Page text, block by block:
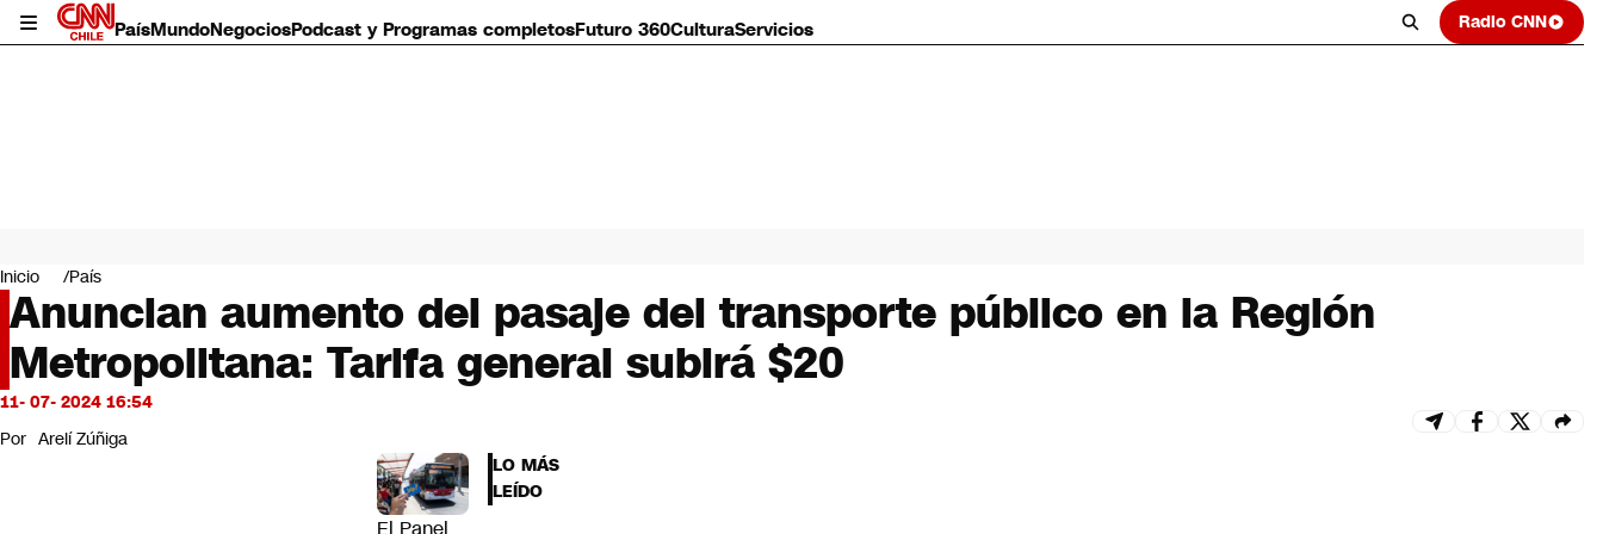
PaísMundoNegociosPodcast y Programas completosFuturo 360CulturaServicios Radio CNN
Mundo
Negocios
Deportes
Programas completos
Cultura
Servicios
Bits
CNN Data
Inicio País
Anuncian aumento del pasaje del transporte público en la Región
Metropolitana: Tarifa general subirá $20
11- 07- 2024 16:54
Por Arelí Zúñiga
El Panel
LO MÁS
LEÍDO